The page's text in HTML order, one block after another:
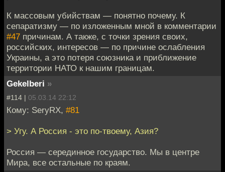
К массовым убийствам — понятно почему. К
сепаратизму — по изложенным мной в комментарии
#47 причинам. А также, с точки зрения своих,
российских, интересов — по причине ослабления
Украины, а это потеря союзника и приближение
территории НАТО к нашим границам.
Gekelberi »
#114 | 05.03.14 22:12
Кому: SeryRX, #81
> Угу. А Россия - это по-твоему, Азия?
Россия — серединное государство. Мы в центре
Мира, все остальные по краям.